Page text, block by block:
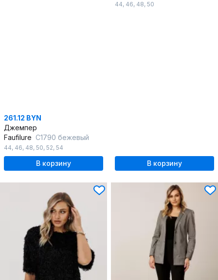
261.12 BYN
Джемпер
Faufilure С1790 бежевый
44, 46, 48, 50, 52, 54
В корзину
44, 46, 48, 50
В корзину